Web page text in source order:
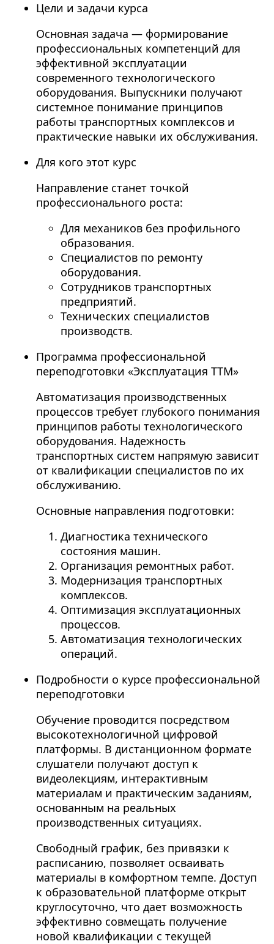
Цели и задачи курса
Основная задача — формирование
профессиональных компетенций для
эффективной эксплуатации
современного технологического
оборудования. Выпускники получают
системное понимание принципов
работы транспортных комплексов и
практические навыки их обслуживания.
Для кого этот курс
Направление станет точкой
профессионального роста:
Для механиков без профильного
образования.
Специалистов по ремонту
оборудования.
Сотрудников транспортных
предприятий.
Технических специалистов
производств.
Программа профессиональной
переподготовки «Эксплуатация ТТМ»
Автоматизация производственных
процессов требует глубокого понимания
принципов работы технологического
оборудования. Надежность
транспортных систем напрямую зависит
от квалификации специалистов по их
обслуживанию.
Основные направления подготовки:
Диагностика технического
состояния машин.
Организация ремонтных работ.
Модернизация транспортных
комплексов.
Оптимизация эксплуатационных
процессов.
Автоматизация технологических
операций.
Подробности о курсе профессиональной
переподготовки
Обучение проводится посредством
высокотехнологичной цифровой
платформы. В дистанционном формате
слушатели получают доступ к
видеолекциям, интерактивным
материалам и практическим заданиям,
основанным на реальных
производственных ситуациях.
Свободный график, без привязки к
расписанию, позволяет осваивать
материалы в комфортном темпе. Доступ
к образовательной платформе открыт
круглосуточно, что дает возможность
эффективно совмещать получение
новой квалификации с текущей